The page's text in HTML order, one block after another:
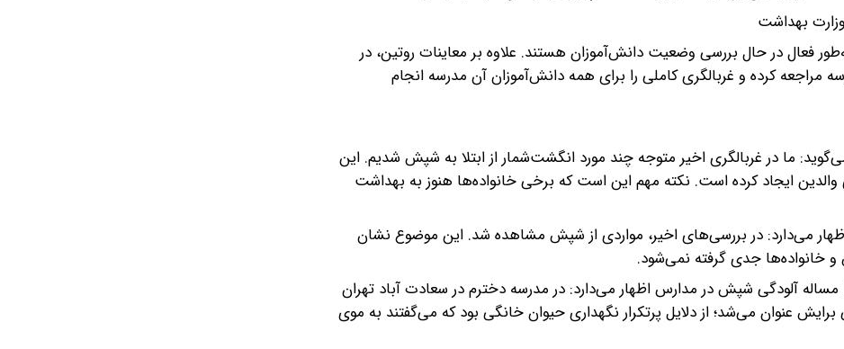
بهداشت
فعال در حال بررسی وضعیت دانش‌آموزان هستند. علاوه بر معاینات روتین، در
کرده و غربالگری کاملی را برای همه دانش‌آموزان آن مدرسه انجام
ما در غربالگری اخیر متوجه چند مورد انگشت‌شمار از ابتلا به شپش شدیم. این
ایجاد کرده است. نکته مهم این است که برخی خانواده‌ها هنوز به بهداشت
می‌دارد: در بررسی‌های اخیر، مواردی از شپش مشاهده شد. این موضوع نشان
خانواده‌ها جدی گرفته نمی‌شود.
مساله آلودگی شپش در مدارس اظهار می‌دارد: در مدرسه دخترم در سعادت آباد تهران
عنوان می‌شد؛ از دلایل پرتکرار نگهداری حیوان خانگی بود که می‌گفتند به موی